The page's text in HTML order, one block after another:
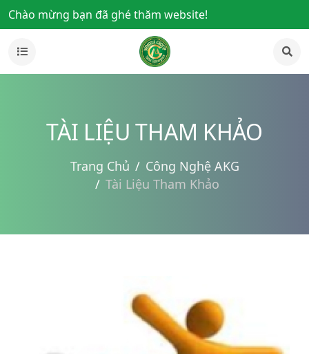
Chào mừng bạn đã ghé thăm website!
TÀI LIỆU THAM KHẢO
Trang Chủ
Công Nghệ AKG
Tài Liệu Tham Khảo